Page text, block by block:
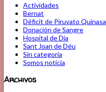
Actividades
Bernat
Déficit de Piruvato Quinasa
Donación de Sangre
Hospital de Día
Sant Joan de Déu
Sin categoría
Somos noticia
Archivos